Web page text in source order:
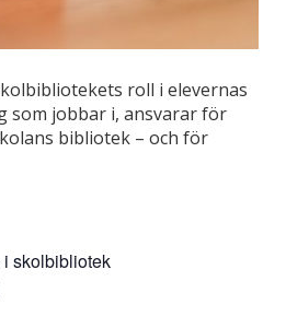
roll i elevernas
som jobbar i, ansvarar för
bibliotek – och för
skolbibliotek